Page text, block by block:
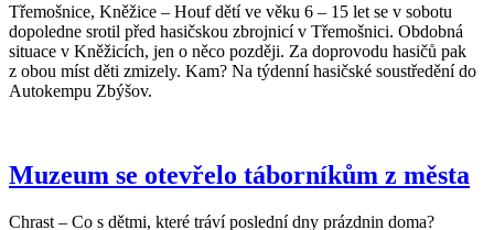
Třemošnice, Kněžice – Houf dětí ve věku 6 – 15 let se v sobotu
dopoledne srotil před hasičskou zbrojnicí v Třemošnici. Obdobná
situace v Kněžicích, jen o něco později. Za doprovodu hasičů pak
z obou míst děti zmizely. Kam? Na týdenní hasičské soustředění do
Autokempu Zbýšov.
Muzeum se otevřelo táborníkům z města
Chrast – Co s dětmi, které tráví poslední dny prázdnin doma?